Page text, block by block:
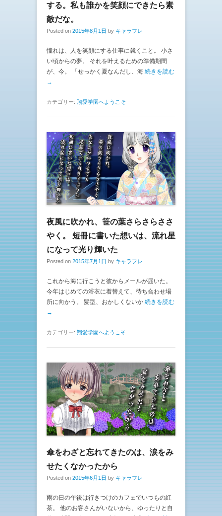
する。私も誰かを笑顔にできたら素
敵だな。
Posted on 2015年8月1日 by キャラフレ
憧れは、人を笑顔にする仕事に就くこと。 小さ
い頃からの夢。 それを叶えるための準備期間
が、今。 「せっかく夏なんだし、海 続きを読む
→
カテゴリー: 翔愛学園へようこそ
夜風に吹かれ、笹の葉さらさらささ
やく。 短冊に書いた想いは、流れ星
になって光り輝いた
Posted on 2015年7月1日 by キャラフレ
これから海に行こうと彼からメールが届いた。
今年はじめての浴衣に着替えて、待ち合わせ場
所に向かう。 髪型、おかしくないか 続きを読む
→
カテゴリー: 翔愛学園へようこそ
傘をわざと忘れてきたのは、涙をみ
せたくなかったから
Posted on 2015年6月1日 by キャラフレ
雨の日の午後は行きつけのカフェでいつもの紅
茶。 他のお客さんがいないから、ゆったりと自